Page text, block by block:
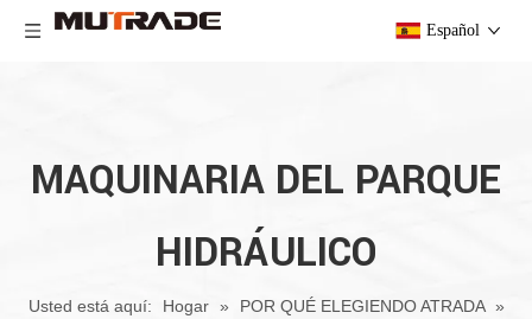
Español
MAQUINARIA DEL PARQUE
HIDRÁULICO
Usted está aquí: Hogar » POR QUÉ ELEGIENDO ATRADA »